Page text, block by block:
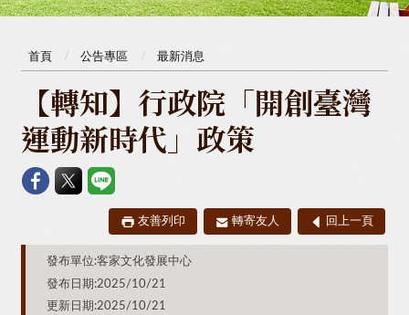
首頁 公告專區 最新消息
【轉知】行政院「開創臺灣
運動新時代」政策
友善列印 轉寄友人 回上一頁
發布單位:客家文化發展中心
發布日期:2025/10/21
更新日期:2025/10/21